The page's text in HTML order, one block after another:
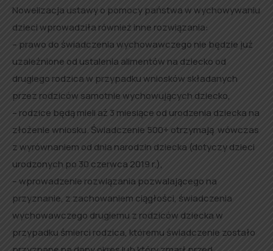
Nowelizacja ustawy o pomocy państwa w wychowywaniu
dzieci wprowadziła również inne rozwiązania:
– prawo do świadczenia wychowawczego nie będzie już
uzależnione od ustalenia alimentów na dziecko od
drugiego rodzica w przypadku wniosków składanych
przez rodziców samotnie wychowujących dziecko,
– rodzice będą mieli aż 3 miesiące od urodzenia dziecka na
złożenie wniosku. Świadczenie 500+ otrzymają wówczas
z wyrównaniem od dnia narodzin dziecka (dotyczy dzieci
urodzonych po 30 czerwca 2019 r.),
– wprowadzenie rozwiązania pozwalającego na
przyznanie, z zachowaniem ciągłości, świadczenia
wychowawczego drugiemu z rodziców dziecka w
przypadku śmierci rodzica, któremu świadczenie zostało